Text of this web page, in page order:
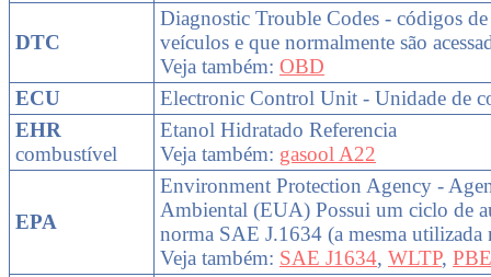
DTC
Diagnostic Trouble Codes - códigos
veículos e que normalmente são
Veja também: OBD
ECU
Electronic Control Unit - Unidade de
EHR
combustível
Etanol Hidratado Referencia
Veja também: gasool A22
EPA
Environment Protection Agency -
Ambiental (EUA) Possui um ciclo de
norma SAE J.1634 (a mesma utilizada
Veja também: SAE J1634, WLTP,